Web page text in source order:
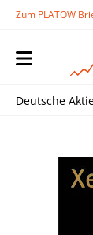
Zum PLATOW
Deutsche